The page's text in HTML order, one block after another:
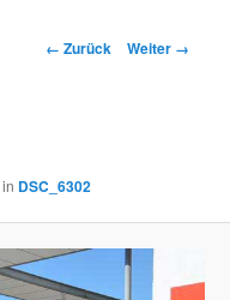
Bilder-
← Zurück Weiter →
in DSC_6302